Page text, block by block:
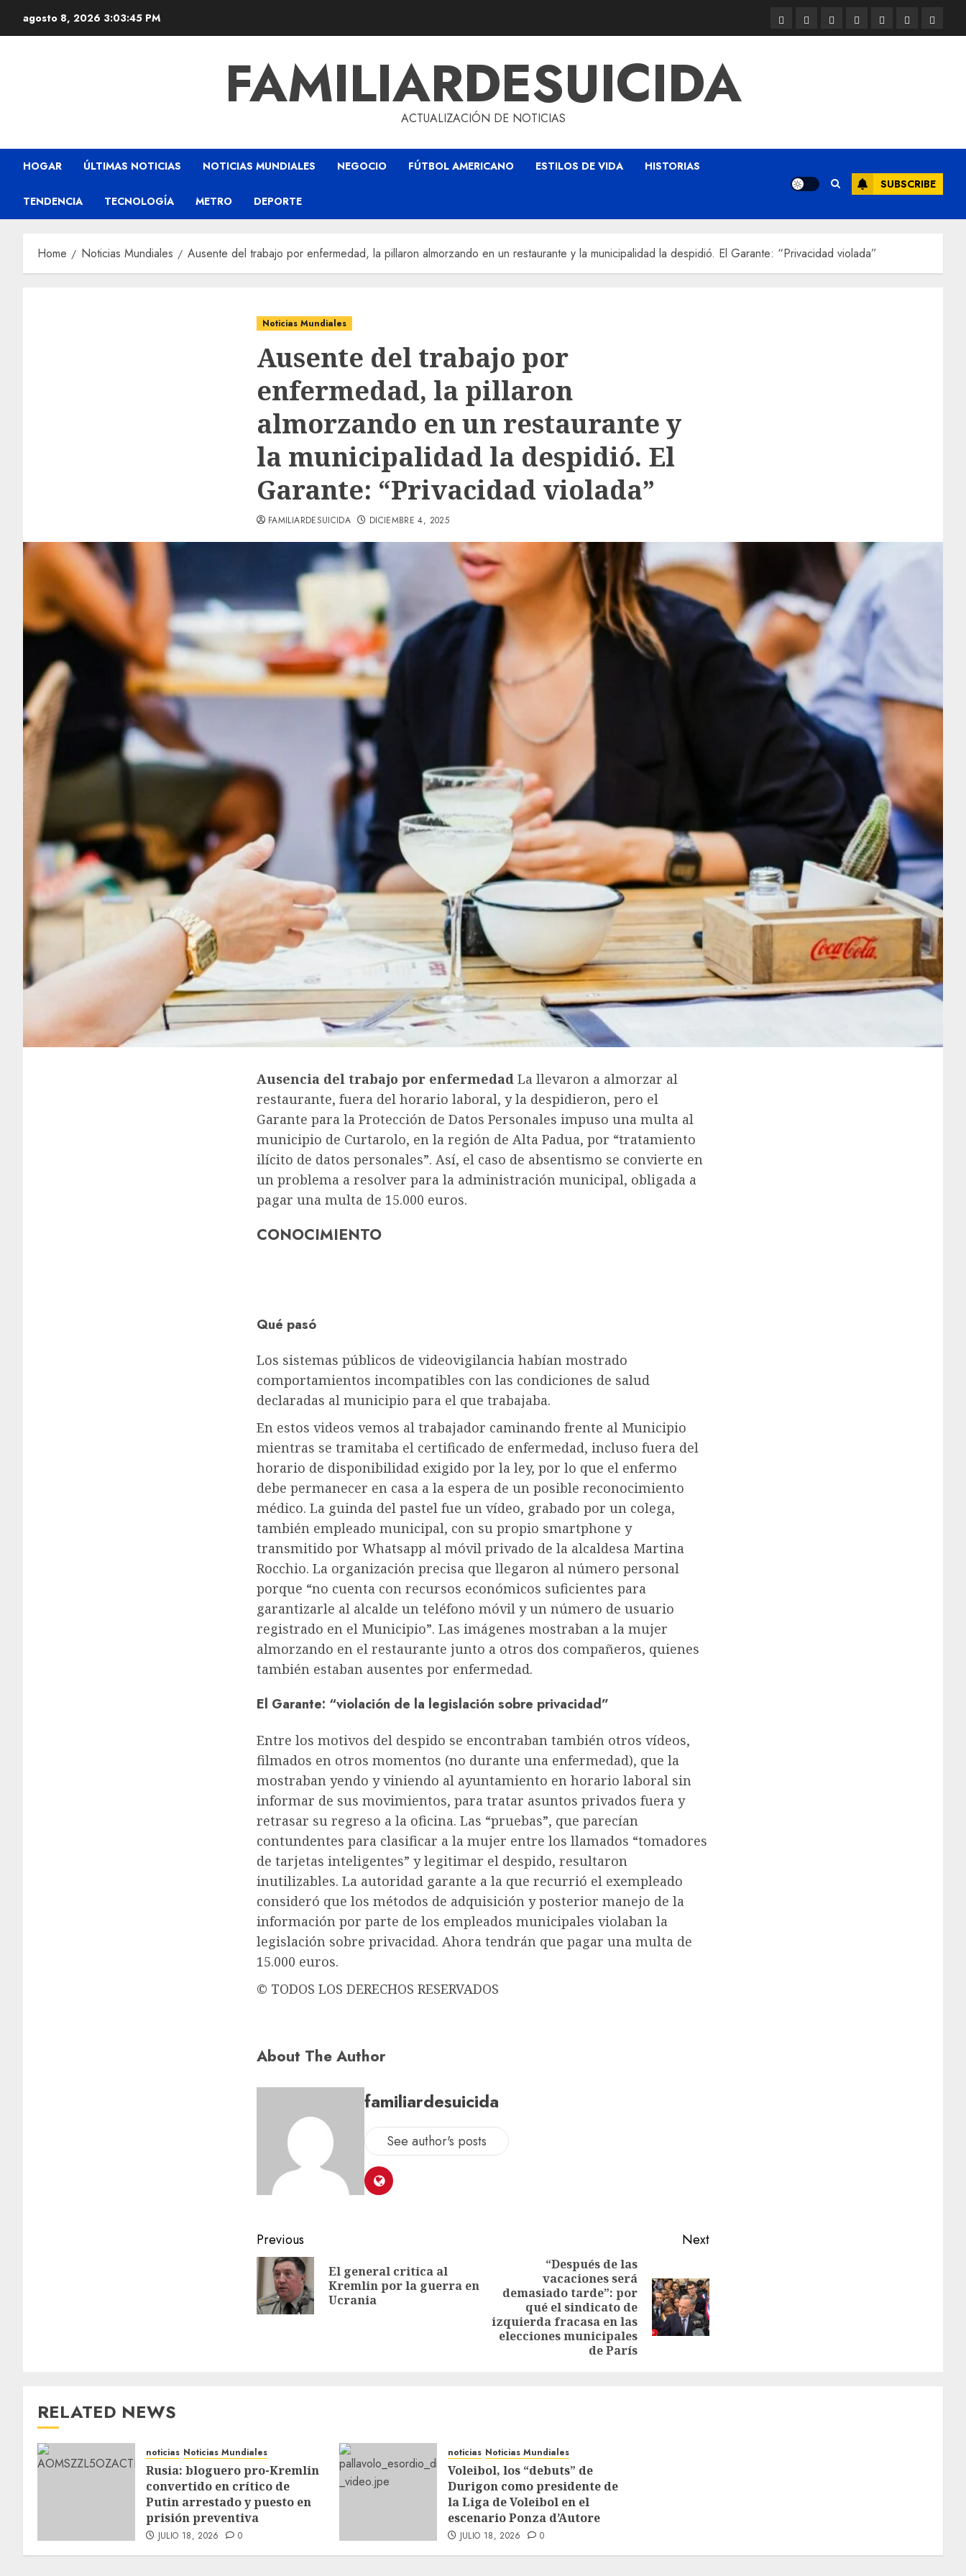
agosto 8, 2026 3:03:46 PM
FAMILIARDESUICIDA
ACTUALIZACIÓN DE NOTICIAS
HOGAR ÚLTIMAS NOTICIAS NOTICIAS MUNDIALES NEGOCIO FÚTBOL AMERICANO ESTILOS DE VIDA HISTORIAS
TENDENCIA TECNOLOGÍA METRO DEPORTE
SUBSCRIBE
Home Noticias Mundiales Ausente del trabajo por enfermedad, la pillaron almorzando en un restaurante y la municipalidad la despidió. El Garante: “Privacidad violada”
Noticias Mundiales
Ausente del trabajo por
enfermedad, la pillaron
almorzando en un restaurante y
la municipalidad la despidió. El
Garante: “Privacidad violada”
FAMILIARDESUICIDA DICIEMBRE 4, 2025
Ausencia del trabajo por enfermedad La llevaron a almorzar al
restaurante, fuera del horario laboral, y la despidieron, pero el
Garante para la Protección de Datos Personales impuso una multa al
municipio de Curtarolo, en la región de Alta Padua, por “tratamiento
ilícito de datos personales”. Así, el caso de absentismo se convierte en
un problema a resolver para la administración municipal, obligada a
pagar una multa de 15.000 euros.
CONOCIMIENTO
Qué pasó
Los sistemas públicos de videovigilancia habían mostrado
comportamientos incompatibles con las condiciones de salud
declaradas al municipio para el que trabajaba.
En estos videos vemos al trabajador caminando frente al Municipio
mientras se tramitaba el certificado de enfermedad, incluso fuera del
horario de disponibilidad exigido por la ley, por lo que el enfermo
debe permanecer en casa a la espera de un posible reconocimiento
médico. La guinda del pastel fue un vídeo, grabado por un colega,
también empleado municipal, con su propio smartphone y
transmitido por Whatsapp al móvil privado de la alcaldesa Martina
Rocchio. La organización precisa que llegaron al número personal
porque “no cuenta con recursos económicos suficientes para
garantizarle al alcalde un teléfono móvil y un número de usuario
registrado en el Municipio”. Las imágenes mostraban a la mujer
almorzando en el restaurante junto a otros dos compañeros, quienes
también estaban ausentes por enfermedad.
El Garante: “violación de la legislación sobre privacidad”
Entre los motivos del despido se encontraban también otros vídeos,
filmados en otros momentos (no durante una enfermedad), que la
mostraban yendo y viniendo al ayuntamiento en horario laboral sin
informar de sus movimientos, para tratar asuntos privados fuera y
retrasar su regreso a la oficina. Las “pruebas”, que parecían
contundentes para clasificar a la mujer entre los llamados “tomadores
de tarjetas inteligentes” y legitimar el despido, resultaron
inutilizables. La autoridad garante a la que recurrió el exempleado
consideró que los métodos de adquisición y posterior manejo de la
información por parte de los empleados municipales violaban la
legislación sobre privacidad. Ahora tendrán que pagar una multa de
15.000 euros.
© TODOS LOS DERECHOS RESERVADOS
About The Author
familiardesuicida
See author's posts
Previous
El general critica al
Kremlin por la guerra en
Ucrania
Next
“Después de las
vacaciones será
demasiado tarde”: por
qué el sindicato de
izquierda fracasa en las
elecciones municipales
de París
RELATED NEWS
noticias Noticias Mundiales
Rusia: bloguero pro-Kremlin
convertido en crítico de
Putin arrestado y puesto en
prisión preventiva
JULIO 18, 2026 0
noticias Noticias Mundiales
Voleibol, los “debuts” de
Durigon como presidente de
la Liga de Voleibol en el
escenario Ponza d’Autore
JULIO 18, 2026 0